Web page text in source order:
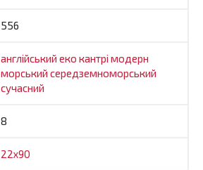
556
англійський еко кантрі модерн
морський середземноморський
сучасний
8
22x90